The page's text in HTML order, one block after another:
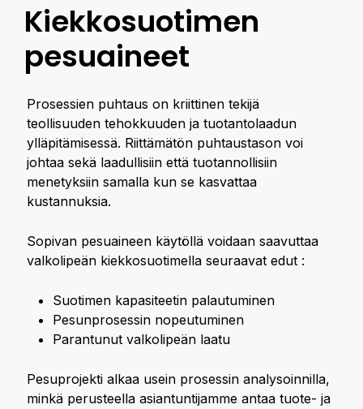
Kiekkosuotimen
pesuaineet
Prosessien puhtaus on kriittinen tekijä
teollisuuden tehokkuuden ja tuotantolaadun
ylläpitämisessä. Riittämätön puhtaustason voi
johtaa sekä laadullisiin että tuotannollisiin
menetyksiin samalla kun se kasvattaa
kustannuksia.
Sopivan pesuaineen käytöllä voidaan saavuttaa
valkolipeän kiekkosuotimella seuraavat edut :
Suotimen kapasiteetin palautuminen
Pesunprosessin nopeutuminen
Parantunut valkolipeän laatu
Pesuprojekti alkaa usein prosessin analysoinnilla,
minkä perusteella asiantuntijamme antaa tuote- ja